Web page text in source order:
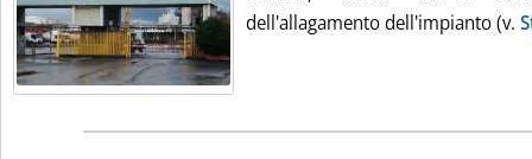
dell'allagamento dell'impianto (v.